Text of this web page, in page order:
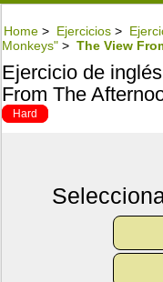
Home > Ejercicios >
Monkeys" > The View
Ejercicio de
From The
Hard